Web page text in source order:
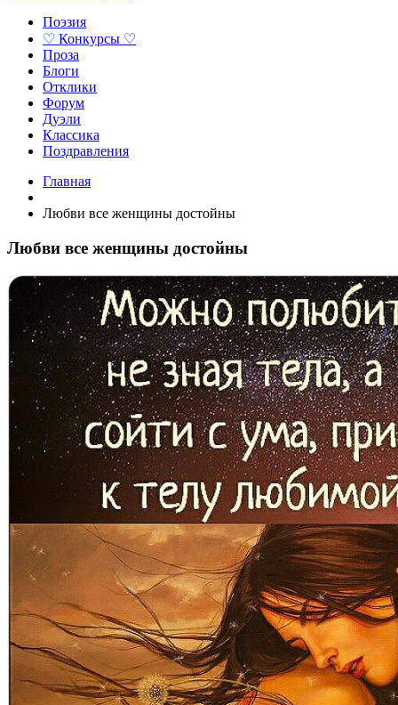
Поэзия
♡ Конкурсы ♡
Проза
Блоги
Отклики
Форум
Дуэли
Классика
Поздравления
Главная
Любви все женщины достойны
Любви все женщины достойны